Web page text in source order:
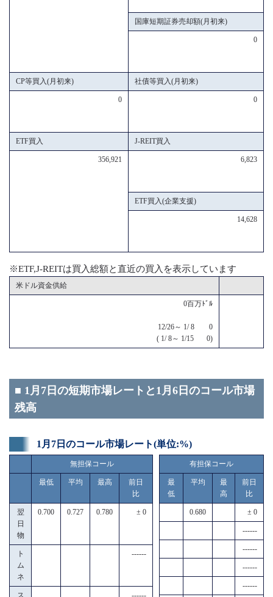
国庫短期証券売却額(月初来)
0
CP等買入(月初来) 社債等買入(月初来)
0 0
ETF買入 J-REIT買入
356,921 6,823
ETF買入(企業支援)
14,628
※ETF,J-REITは買入総額と直近の買入を表示しています
米ドル資金供給
0百万ﾄﾞﾙ
12/26～ 1/ 8 0
( 1/ 8～ 1/15 0)
■ 1月7日の短期市場レートと1月6日のコール市場
残高
1月7日のコール市場レート(単位:%)
無担保コール
最低 平均 最高
前日
比
翌
日
物
0.700 0.727 0.780 ± 0
ト
ム
ネ
------
ス
------
有担保コール
最
低
平均
最
高
前日
比
0.680 ± 0
------
------
------
------